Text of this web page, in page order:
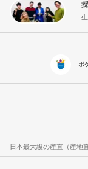
ポ
日本最大級の産直（産地